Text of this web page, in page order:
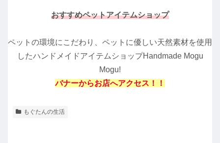
おすすめペットアイテムショップ
ペットの環境にこだわり、ペットに優しい天然素材を使用
したハンドメイドアイテムショップHandmade Mogu
Mogu!
バナーからお店へアクセス！！
もぐたんの生活